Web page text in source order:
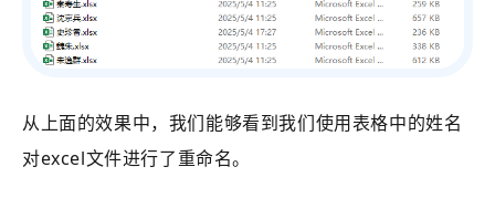
从上面的效果中，我们能够看到我们使用表格中的姓名
对excel文件进行了重命名。